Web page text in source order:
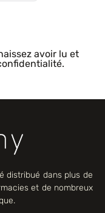
avoir lu et
distribué dans plus de
et de nombreux